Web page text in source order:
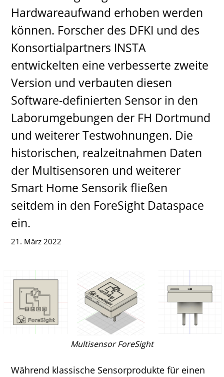
Hardwareaufwand erhoben werden
können. Forscher des DFKI und des
Konsortialpartners INSTA
entwickelten eine verbesserte zweite
Version und verbauten diesen
Software-definierten Sensor in den
Laborumgebungen der FH Dortmund
und weiterer Testwohnungen. Die
historischen, realzeitnahmen Daten
der Multisensoren und weiterer
Smart Home Sensorik fließen
seitdem in den ForeSight Dataspace
ein.
21. März 2022
Multisensor ForeSight
Während klassische Sensorprodukte für einen